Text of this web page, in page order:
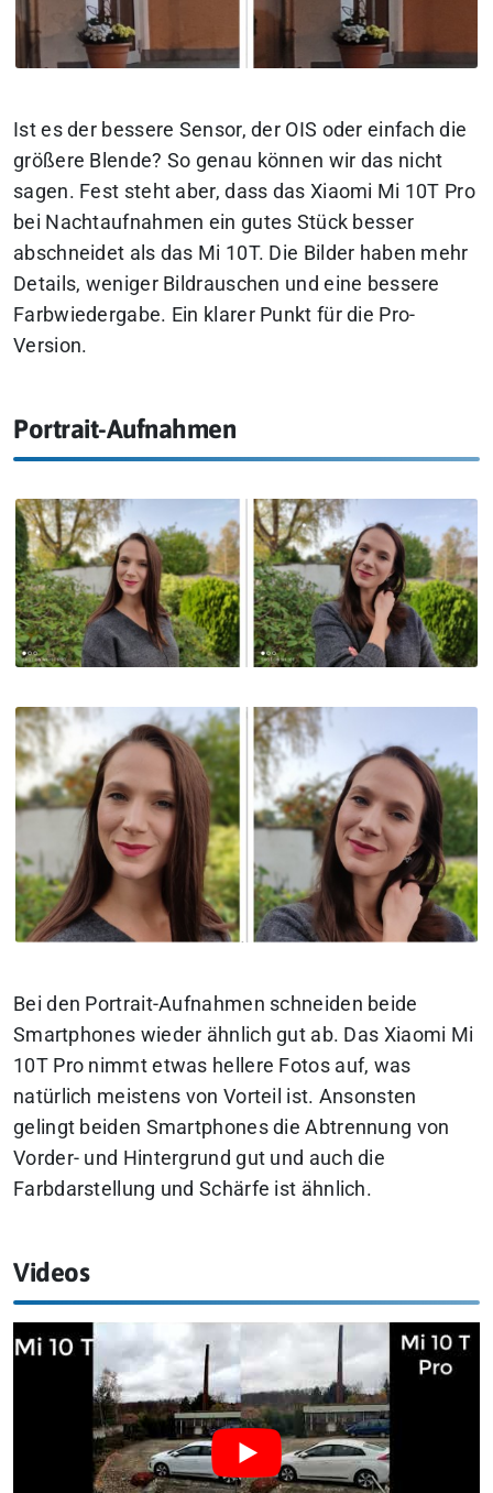
Ist es der bessere Sensor, der OIS oder einfach die
größere Blende? So genau können wir das nicht
sagen. Fest steht aber, dass das Xiaomi Mi 10T Pro
bei Nachtaufnahmen ein gutes Stück besser
abschneidet als das Mi 10T. Die Bilder haben mehr
Details, weniger Bildrauschen und eine bessere
Farbwiedergabe. Ein klarer Punkt für die Pro-
Version.
Portrait-Aufnahmen
Bei den Portrait-Aufnahmen schneiden beide
Smartphones wieder ähnlich gut ab. Das Xiaomi Mi
10T Pro nimmt etwas hellere Fotos auf, was
natürlich meistens von Vorteil ist. Ansonsten
gelingt beiden Smartphones die Abtrennung von
Vorder- und Hintergrund gut und auch die
Farbdarstellung und Schärfe ist ähnlich.
Videos